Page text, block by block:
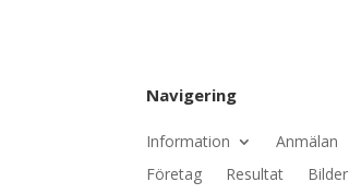
Navigering
Information
Anmälan
Företag
Resultat
Bilder